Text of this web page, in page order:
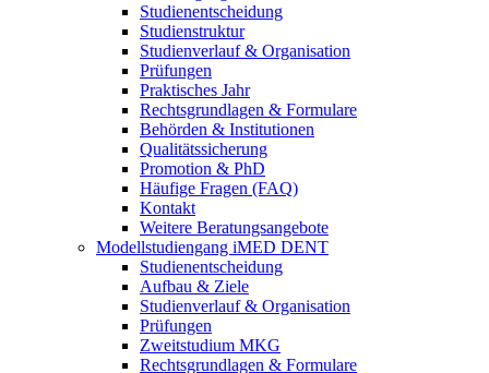
Studienentscheidung
Studienstruktur
Studienverlauf & Organisation
Prüfungen
Praktisches Jahr
Rechtsgrundlagen & Formulare
Behörden & Institutionen
Qualitätssicherung
Promotion & PhD
Häufige Fragen (FAQ)
Kontakt
Weitere Beratungsangebote
Modellstudiengang iMED DENT
Studienentscheidung
Aufbau & Ziele
Studienverlauf & Organisation
Prüfungen
Zweitstudium MKG
Rechtsgrundlagen & Formulare